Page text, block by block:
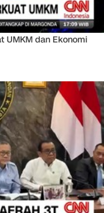
UMKM dan Ekonomi